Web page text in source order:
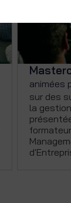
animées
sur des
la